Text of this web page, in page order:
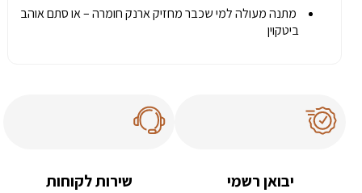
מתנה מעולה למי שכבר מחזיק ארנק חומרה – או סתם אוהב
ביטקוין
יבואן רשמי שירות לקוחות